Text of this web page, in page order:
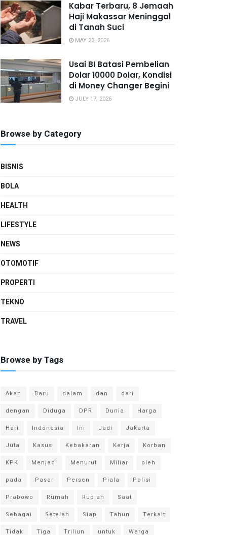
Kabar Terbaru, 8 Jemaah
Haji Makassar Meninggal
di Tanah Suci
MAY 23, 2026
Usai BI Batasi Pembelian
Dolar 10000 Dolar, Kondisi
di Money Changer Begini
JULY 17, 2026
Browse by Category
BISNIS
BOLA
HEALTH
LIFESTYLE
NEWS
OTOMOTIF
PROPERTI
TEKNO
TRAVEL
Browse by Tags
Akan Baru dalam dan
dari
dengan
Diduga DPR Dunia
Harga
Hari
Indonesia Ini Jadi
Jakarta
Juta
Kasus Kebakaran Kerja
Korban
KPK
Menjadi Menurut Miliar
oleh
pada
Pasar Persen Piala
Polisi
Prabowo
Rumah Rupiah
Saat
Sebagai
Setelah Siap Tahun
Terkait
Tidak
Tiga Triliun untuk Warga